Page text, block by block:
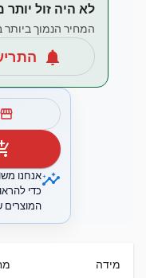
לא היה זול
המחיר הנמוך ביותר ב-30 הימים האחרונים היה
notifications
storefront
insightsאנחנו
כדי
המוצרים
מידה